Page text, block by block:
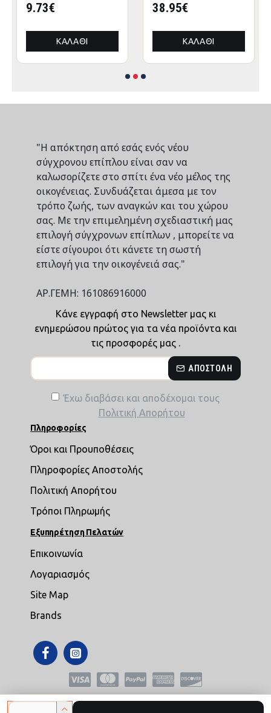
9.73€
ΚΑΛΆΘΙ
38.95€
ΚΑΛΆΘΙ
"Η απόκτηση από εσάς ενός νέου
σύγχρονου επίπλου είναι σαν να
καλωσορίζετε στο σπίτι ένα νέο μέλος της
οικογένειας. Συνδυάζεται άμεσα με τον
τρόπο ζωής, των αναγκών και του χώρου
σας. Με την επιμελημένη σχεδιαστική μας
επιλογή σύγχρονων επίπλων , μπορείτε να
είστε σίγουροι ότι κάνετε τη σωστή
επιλογή για την οικογένειά σας."
ΑΡ.ΓΕΜΗ: 161086916000
Κάνε εγγραφή στο Newsletter μας κι
ενημερώσου πρώτος για τα νέα προϊόντα και
τις προσφορές μας .
ΑΠΟΣΤΟΛΉ
Έχω διαβάσει και αποδέχομαι τους
Πολιτική Απορήτου
Πληροφορίες
Όροι και Προυποθέσεις
Πληροφορίες Αποστολής
Πολιτική Απορήτου
Τρόποι Πληρωμής
Εξυπηρέτηση Πελατών
Επικοινωνία
Λογαριασμός
Site Map
Brands
Copyright © 2021,mikroepipla.gr , All Rights Reserved